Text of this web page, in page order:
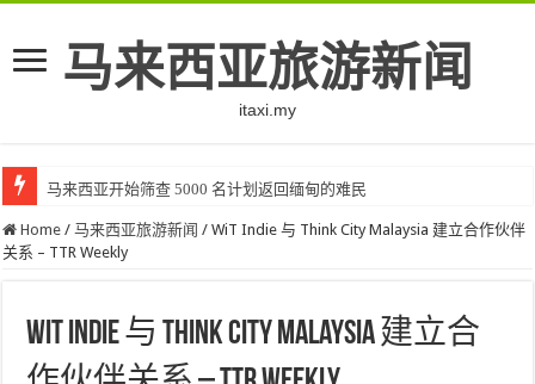
马来西亚旅游新闻
itaxi.my
马来西亚开始筛查 5000 名计划返回缅甸的难民
Home / 马来西亚旅游新闻 / WiT Indie 与 Think City Malaysia 建立合作伙伴
关系 – TTR Weekly
WiT Indie 与 Think City Malaysia 建立合